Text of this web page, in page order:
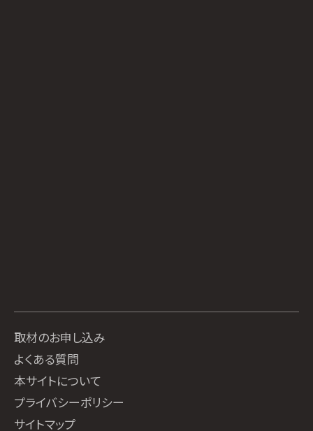
取材のお申し込み
よくある質問
本サイトについて
プライバシーポリシー
サイトマップ